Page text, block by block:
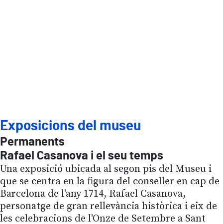
Exposicions del museu
Permanents
Rafael Casanova i el seu temps
Una exposició ubicada al segon pis del Museu i
que se centra en la figura del conseller en cap de
Barcelona de l'any 1714, Rafael Casanova,
personatge de gran rellevància històrica i eix de
les celebracions de l'Onze de Setembre a Sant